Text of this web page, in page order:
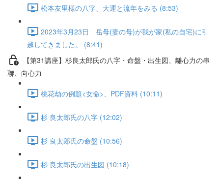
松本友里様の八字、大運と流年をみる (8:53)
2023年3月23日 岳母(妻の母)が我が家(私の自宅)に引
越してきました。 (8:41)
【第31講座】杉良太郎氏の八字・命盤・出生図、離心力の串
聯、向心力
桃花劫の例題<女命>、PDF資料 (10:11)
杉 良太郎氏の八字 (12:02)
杉 良太郎氏の命盤 (10:56)
杉 良太郎氏の出生図 (10:18)